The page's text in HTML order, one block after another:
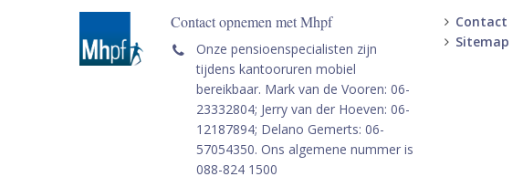
Contact opnemen met Mhpf
Onze pensioenspecialisten zijn
tijdens kantooruren mobiel
bereikbaar. Mark van de Vooren: 06-
23332804; Jerry van der Hoeven: 06-
12187894; Delano Gemerts: 06-
57054350. Ons algemene nummer is
088-824 1500
Contact
Sitemap